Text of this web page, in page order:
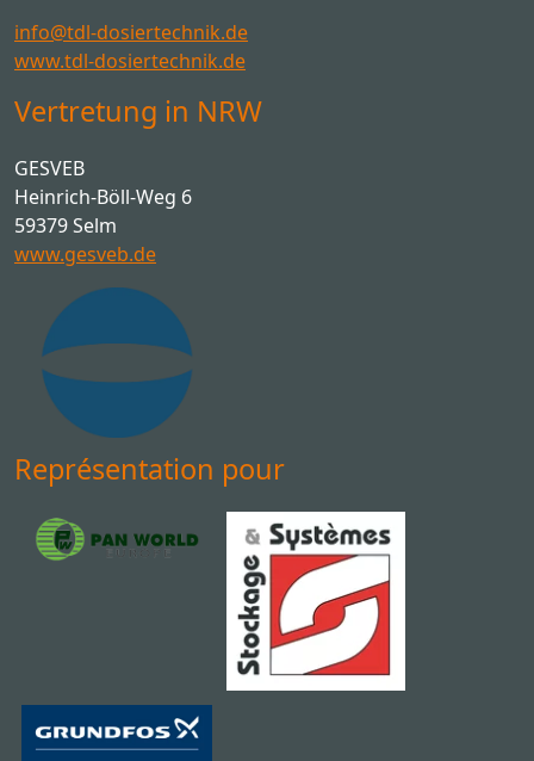
info@tdl-dosiertechnik.de
www.tdl-dosiertechnik.de
Vertretung in NRW
GESVEB
Heinrich-Böll-Weg 6
59379 Selm
www.gesveb.de
Représentation pour